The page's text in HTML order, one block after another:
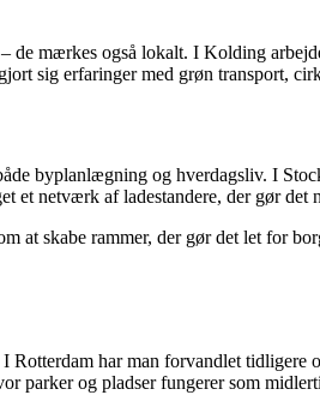
mærkes også lokalt. I Kolding
sig erfaringer med grøn
byplanlægning og hverdagsliv. I
et netværk af ladestandere, der gør
at skabe rammer, der gør det let for
har man forvandlet
parker og pladser fungerer som